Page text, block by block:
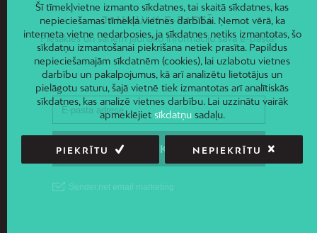
JAUNUMI E-PASTĀ
Piesakies un saņem jaunāko informāciju savā e-pastā!
Šī tīmekļvietne izmanto sīkdatnes, tai skaitā sīkdatnes, kas
nepieciešamas tīmekļa vietnes darbībai. Ņemot vērā, ka
interneta vietne nedarbosies, ja sīkdatnes netiks izmantotas, šo
sīkdatņu izmantošanai piekrišana netiek prasīta. Papildus
nepieciešamajām sīkdatnēm (cookies), lai uzlabotu vietnes
darbību un pakalpojumus, kā arī analizētu lietotājus un
pielāgotu saturu, šajā vietnē tiek izmantotas arī analītiskās
sīkdatnes, kas analizē vietnes darbību. Lai uzzinātu vairāk
apmeklējiet sīkdatņusadaļu.
PIEKRĪTU NEPIEKRĪTU